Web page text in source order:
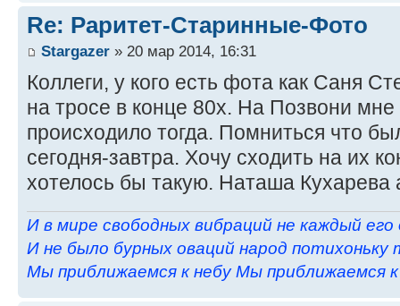
Re: Раритет-Старинные-Фото
Stargazer » 20 мар 2014, 16:31
Коллеги, у кого есть фота как Саня
на тросе в конце 80х. На Позвони
происходило тогда. Помниться что
сегодня-завтра. Хочу сходить на их
хотелось бы такую. Наташа Кухарева
И в мире свободных вибраций не каждый его
И не было бурных оваций народ потихоньку
Мы приближаемся к небу Мы приближаемся к